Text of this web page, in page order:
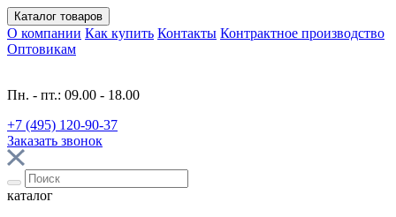
Каталог товаров
О компании Как купить Контакты Контрактное производство
Оптовикам
Пн. - пт.: 09.00 - 18.00
+7 (495) 120-90-37
Заказать звонок
каталог